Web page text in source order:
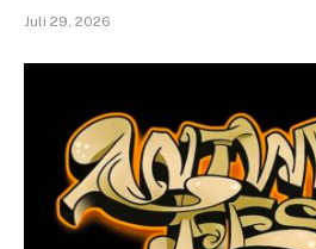
Juli 29, 2026